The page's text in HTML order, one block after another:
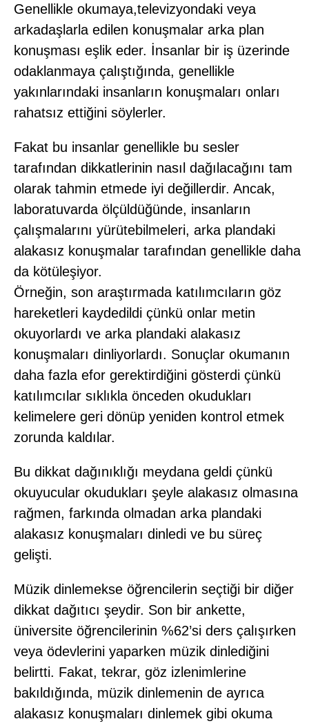
Genellikle okumaya,televizyondaki veya
arkadaşlarla edilen konuşmalar arka plan
konuşması eşlik eder. İnsanlar bir iş üzerinde
odaklanmaya çalıştığında, genellikle
yakınlarındaki insanların konuşmaları onları
rahatsız ettiğini söylerler.
Fakat bu insanlar genellikle bu sesler
tarafından dikkatlerinin nasıl dağılacağını tam
olarak tahmin etmede iyi değillerdir. Ancak,
laboratuvarda ölçüldüğünde, insanların
çalışmalarını yürütebilmeleri, arka plandaki
alakasız konuşmalar tarafından genellikle daha
da kötüleşiyor.
Örneğin, son araştırmada katılımcıların göz
hareketleri kaydedildi çünkü onlar metin
okuyorlardı ve arka plandaki alakasız
konuşmaları dinliyorlardı. Sonuçlar okumanın
daha fazla efor gerektirdiğini gösterdi çünkü
katılımcılar sıklıkla önceden okudukları
kelimelere geri dönüp yeniden kontrol etmek
zorunda kaldılar.
Bu dikkat dağınıklığı meydana geldi çünkü
okuyucular okudukları şeyle alakasız olmasına
rağmen, farkında olmadan arka plandaki
alakasız konuşmaları dinledi ve bu süreç
gelişti.
Müzik dinlemekse öğrencilerin seçtiği bir diğer
dikkat dağıtıcı şeydir. Son bir ankette,
üniversite öğrencilerinin %62’si ders çalışırken
veya ödevlerini yaparken müzik dinlediğini
belirtti. Fakat, tekrar, göz izlenimlerine
bakıldığında, müzik dinlemenin de ayrıca
alakasız konuşmaları dinlemek gibi okuma